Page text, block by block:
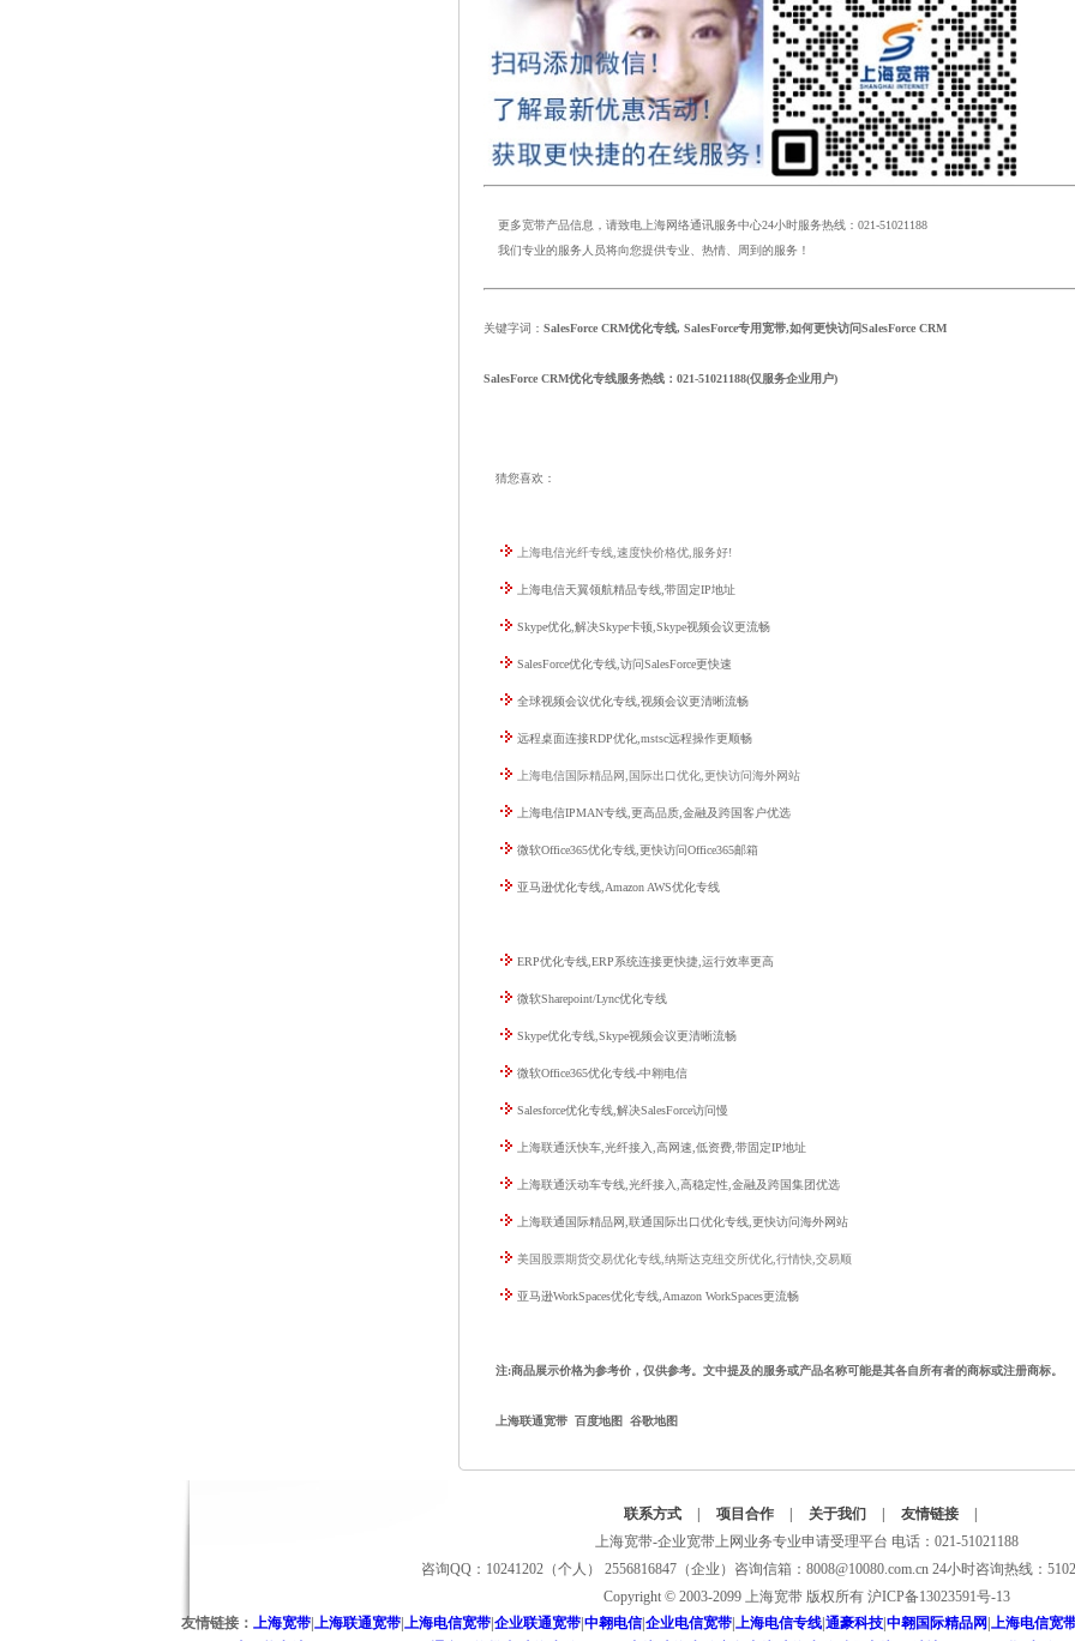
更多宽带产品信息，请致电上海网络通讯服务中心24小时服务热线：021-51021188
我们专业的服务人员将向您提供专业、热情、周到的服务！
关键字词： SalesForce CRM优化专线, SalesForce专用宽带,如何更快访问SalesForce CRM
SalesForce CRM优化专线服务热线：021-51021188(仅服务企业用户)
猜您喜欢：
上海电信光纤专线,速度快价格优,服务好!
上海电信天翼领航精品专线,带固定IP地址
Skype优化,解决Skype卡顿,Skype视频会议更流畅
SalesForce优化专线,访问SalesForce更快速
全球视频会议优化专线,视频会议更清晰流畅
远程桌面连接RDP优化,mstsc远程操作更顺畅
上海电信国际精品网,国际出口优化,更快访问海外网站
上海电信IPMAN专线,更高品质,金融及跨国客户优选
微软Office365优化专线,更快访问Office365邮箱
亚马逊优化专线,Amazon AWS优化专线
ERP优化专线,ERP系统连接更快捷,运行效率更高
微软Sharepoint/Lync优化专线
Skype优化专线,Skype视频会议更清晰流畅
微软Office365优化专线-中翱电信
Salesforce优化专线,解决SalesForce访问慢
上海联通沃快车,光纤接入,高网速,低资费,带固定IP地址
上海联通沃动车专线,光纤接入,高稳定性,金融及跨国集团优选
上海联通国际精品网,联通国际出口优化专线,更快访问海外网站
美国股票期货交易优化专线,纳斯达克纽交所优化,行情快,交易顺
亚马逊WorkSpaces优化专线,Amazon WorkSpaces更流畅
注:商品展示价格为参考价，仅供参考。文中提及的服务或产品名称可能是其各自所有者的商标或注册商标。
上海联通宽带 百度地图 谷歌地图
联系方式 项目合作 关于我们 友情链接
上海宽带-企业宽带上网业务专业申请受理平台 电话：021-51021188
咨询QQ：10241202（个人） 2556816847（企业）咨询信箱：8008@10080.com.cn 24小时咨询热线：
Copyright © 2003-2099 上海宽带 版权所有 沪ICP备13023591号-13
友情链接： 上海宽带 上海联通宽带 上海电信宽带 企业联通宽带 中翱电信|企业电信宽带 上海电信专线 通豪科技 中翱国际精品网 上海电信宽